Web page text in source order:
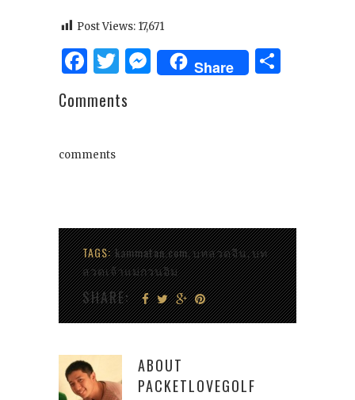
Post Views: 17,671
Facebook
Twitter
Messenger
Share
Comments
comments
TAGS: kammatan.com,บทสวดจีน,บท
สวดเจ้าแม่กวนอิม
SHARE:
ABOUT
PACKETLOVEGOLF